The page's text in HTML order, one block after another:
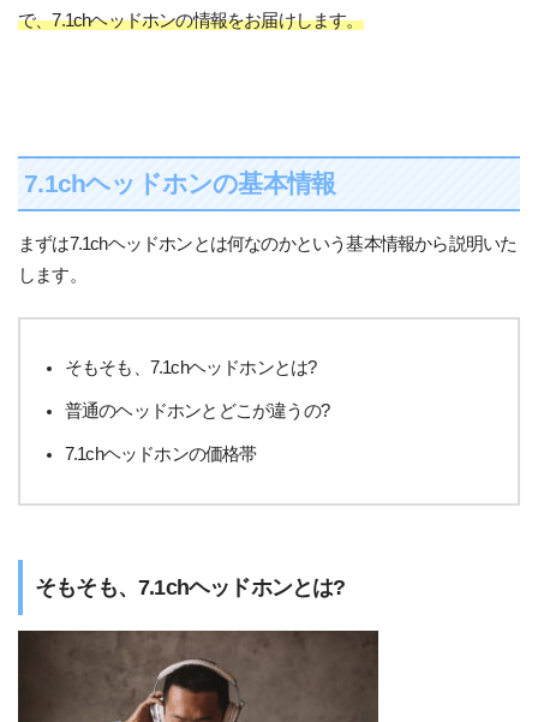
で、7.1chヘッドホンの情報をお届けします。
7.1chヘッドホンの基本情報
まずは7.1chヘッドホンとは何なのかという基本情報から説明いた
します。
そもそも、7.1chヘッドホンとは?
普通のヘッドホンとどこが違うの?
7.1chヘッドホンの価格帯
そもそも、7.1chヘッドホンとは?